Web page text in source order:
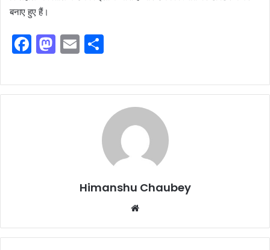
बनाए हुए हैं।
F
c
e
M
st
o
E
ai
l
ar
e
Himanshu Chaubey